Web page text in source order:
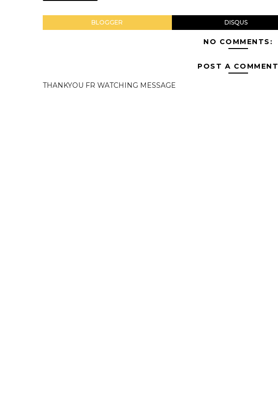
BLOGGER DISQUS
NO COMMENTS:
POST A COMMENT
THANKYOU FR WATCHING MESSAGE